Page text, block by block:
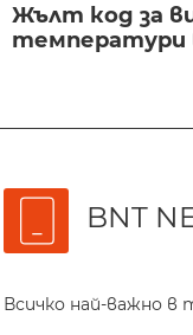
Жълт код за
температури
BNT
Всичко най-важно в